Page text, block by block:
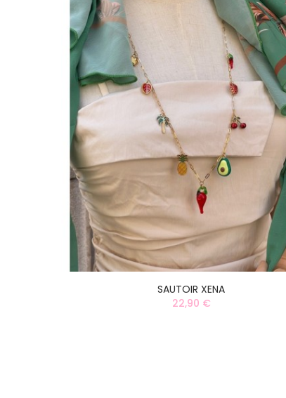
SAUTOIR XENA
22,90 €